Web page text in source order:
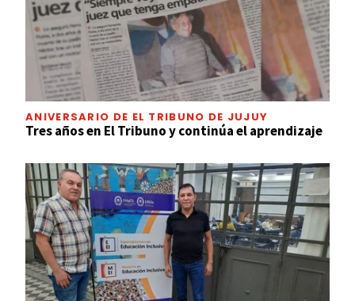
ANIVERSARIO DE EL TRIBUNO DE JUJUY
Tres años en El Tribuno y continúa el aprendizaje